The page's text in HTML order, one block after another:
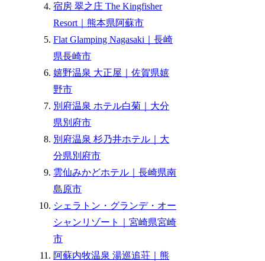
宿房 翠之庄 The Kingfisher
Resort｜熊本県阿蘇市
Flat Glamping Nagasaki｜長崎
県長崎市
嬉野温泉 大正屋｜佐賀県嬉
野市
別府温泉 ホテル白菊｜大分
県別府市
別府温泉 杉乃井ホテル｜大
分県別府市
雲仙みかどホテル｜長崎県南
島原市
シェラトン・グランデ・オー
シャンリゾート｜宮崎県宮崎
市
阿蘇内牧温泉 湯巡追荘｜熊